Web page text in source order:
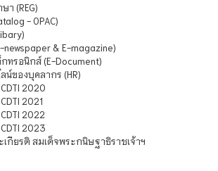
า (REG)
- OPAC)
& E-magazine)
ทรอนิกส์ (E-Document)
น์ของบุคลากร (HR)
2020
2021
2022
2023
เกียรติ สมเด็จพระกนิษฐาธิราชเจ้าฯ